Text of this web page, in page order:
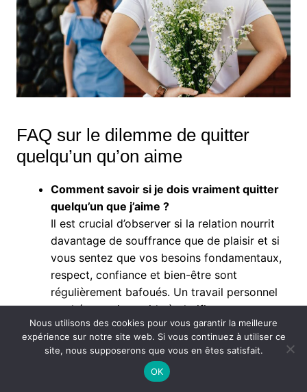
FAQ sur le dilemme de quitter
quelqu’un qu’on aime
Comment savoir si je dois vraiment quitter
quelqu’un que j’aime ?
Il est crucial d’observer si la relation nourrit
davantage de souffrance que de plaisir et si
vous sentez que vos besoins fondamentaux,
respect, confiance et bien-être sont
régulièrement bafoués. Un travail personnel
ou thérapeutique aide à clarifier cette
décision.
Est-il possible d’aimer encore après une
Absolument. L’amour peut persister sous des
Nous utilisons des cookies pour vous garantir la meilleure
expérience sur notre site web. Si vous continuez à utiliser ce
site, nous supposerons que vous en êtes satisfait.
OK